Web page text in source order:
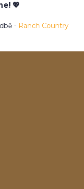
💖
- Ranch Country